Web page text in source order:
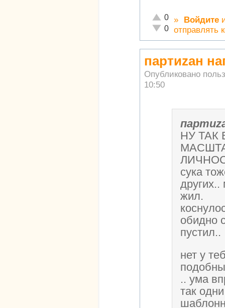
Отлично!
0
Неадекватно!
0
» Войдите
отправлять
партиzан
Опубликовано
10:50
НУ ТАК
сука
жил.
обидно
пустил..
нет у
.. ума
так